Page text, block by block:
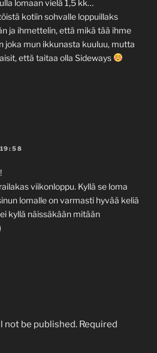
lomaan vielä 1,5 kk…
kotiin sohvalle loppuillaks
ja ihmettelin, että mikä tää ihme
joka mun ikkunasta kuuluu, mutta
että taitaa olla Sideways
viikonloppu. Kyllä se loma
lomalle on varmasti hyvää keliä
kyllä näissäkään mitään
not be published. Required